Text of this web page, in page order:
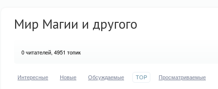
Мир Магии и другого
0читателей, 4951 топик
Интересные Новые Обсуждаемые TOP Просматриваемые